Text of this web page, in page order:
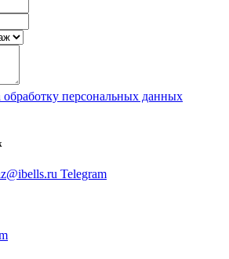
обработку персональных данных
Telegram